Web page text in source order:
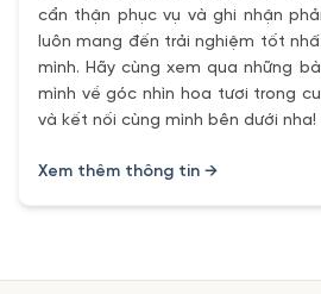
cẩn thận phục vụ và ghi nhận
luôn mang đến trải nghiệm tốt
mình. Hãy cùng xem qua những
mình về góc nhìn hoa tươi trong
và kết nối cùng mình bên dưới nha!
Xem thêm thông tin →